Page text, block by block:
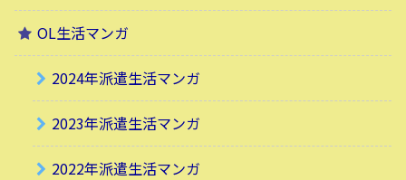
OL生活マンガ
2024年派遣生活マンガ
2023年派遣生活マンガ
2022年派遣生活マンガ